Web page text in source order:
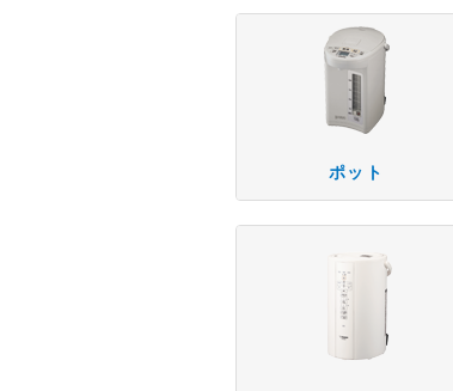
ポット